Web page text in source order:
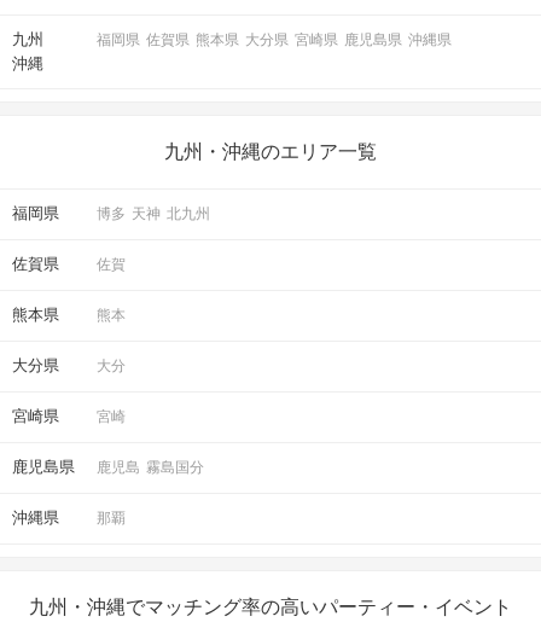
九州
沖縄
福岡県 佐賀県 熊本県 大分県 宮崎県 鹿児島県 沖縄県
九州・沖縄のエリア一覧
福岡県 博多 天神 北九州
佐賀県 佐賀
熊本県 熊本
大分県 大分
宮崎県 宮崎
鹿児島県 鹿児島 霧島国分
沖縄県 那覇
九州・沖縄でマッチング率の高いパーティー・イベント